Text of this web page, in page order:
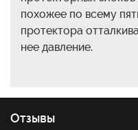
похожее по всему
протектора
нее давление.
Отзывы